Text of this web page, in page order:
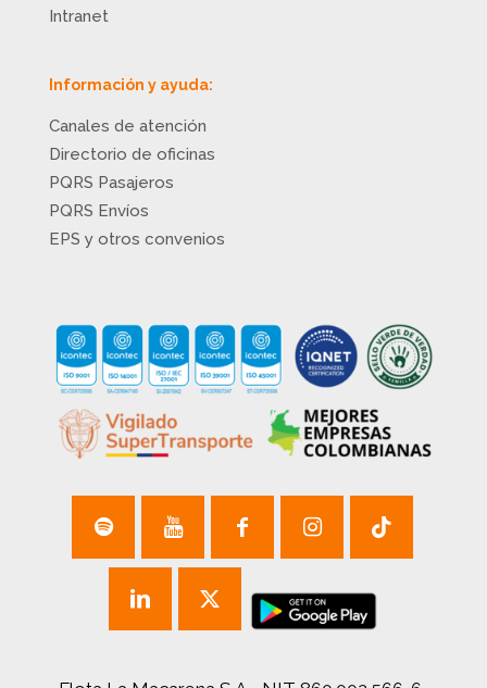
Intranet
Información y ayuda:
Canales de atención
Directorio de oficinas
PQRS Pasajeros
PQRS Envíos
EPS y otros convenios